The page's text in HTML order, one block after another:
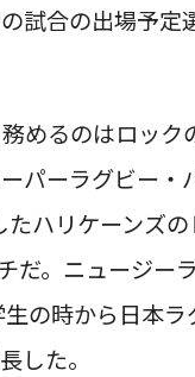
試合の出場予定
めるのはロック
パーラグビー・
ハリケーンズ
だ。ニュージー
の時から日本
した。